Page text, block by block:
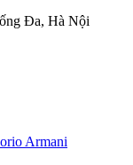
Đa, Hà Nội
Armani